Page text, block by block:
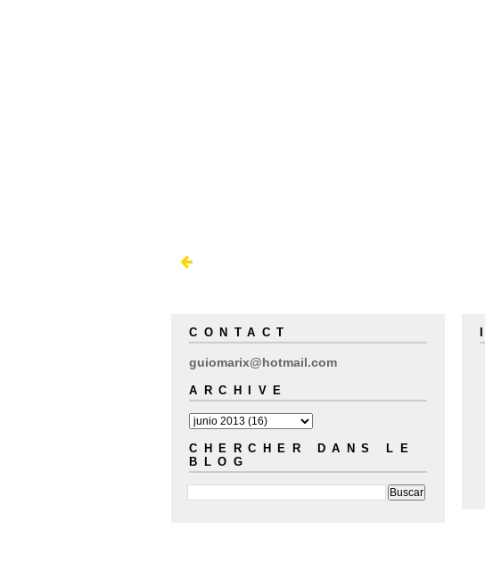
CONTACT
guiomarix@hotmail.com
ARCHIVE
CHERCHER DANS LE
BLOG